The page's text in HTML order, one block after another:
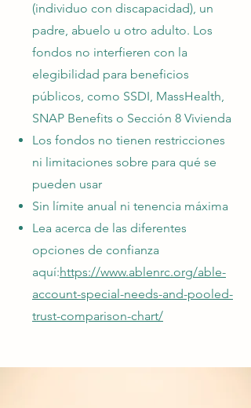
(individuo con discapacidad), un
padre, abuelo u otro adulto. Los
fondos no interfieren con la
elegibilidad para beneficios
públicos, como SSDI, MassHealth,
SNAP Benefits o Sección 8 Vivienda
Los fondos no tienen restricciones
ni limitaciones sobre para qué se
pueden usar
Sin límite anual ni tenencia máxima
Lea acerca de las diferentes
opciones de confianza
aquí:https://www.ablenrc.org/able-
account-special-needs-and-pooled-
trust-comparison-chart/